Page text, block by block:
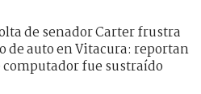
de senador Carter frustra
de auto en Vitacura: reportan
computador fue sustraído